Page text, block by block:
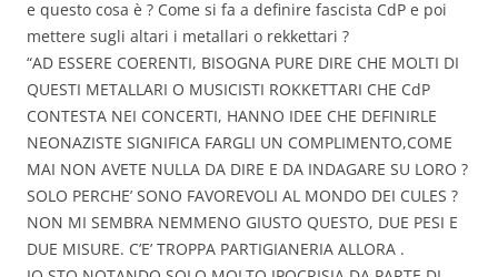
e questo cosa è ? Come si fa a definire fascista CdP e poi
mettere sugli altari i metallari o rekkettari ?
“AD ESSERE COERENTI, BISOGNA PURE DIRE CHE MOLTI DI
QUESTI METALLARI O MUSICISTI ROKKETTARI CHE CdP
CONTESTA NEI CONCERTI, HANNO IDEE CHE DEFINIRLE
NEONAZISTE SIGNIFICA FARGLI UN COMPLIMENTO,COME
MAI NON AVETE NULLA DA DIRE E DA INDAGARE SU LORO ?
SOLO PERCHE’ SONO FAVOREVOLI AL MONDO DEI CULES ?
NON MI SEMBRA NEMMENO GIUSTO QUESTO, DUE PESI E
DUE MISURE. C’E’ TROPPA PARTIGIANERIA ALLORA .